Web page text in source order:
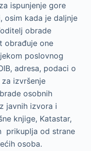
ispunjenje gore
osim kada je daljnje
obrade
obrađuje one
poslovnog
adresa, podaci o
izvršenje
osobnih
javnih izvora i
knjige, Katastar,
prikuplja od strane
osoba.